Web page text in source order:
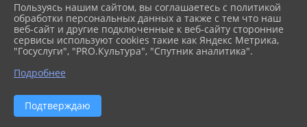
учебного процесса или знаете, как
сделать учреждение лучше?
Сообщить о проблеме
Пользуясь нашим сайтом, вы соглашаетесь с политикой
обработки персональных данных а также с тем что наш
веб-сайт и другие подключенные к веб-сайту сторонние
сервисы используют cookies такие как Яндекс Метрика,
"Госуслуги", "PRO.Культура", "Спутник аналитика".
Подробнее
Подтверждаю